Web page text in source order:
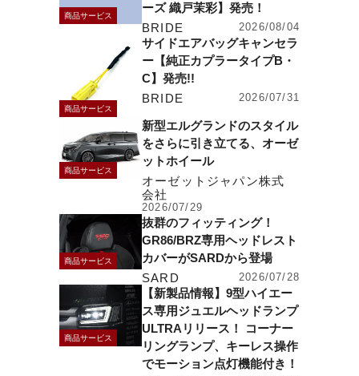
商品サービス
ーズ 織戸茉彩】発売！
BRIDE
2026/08/04
商品サービス
サイドエアバッグキャンセラ
ー【純正カプラータイプB・
C】発売!!
BRIDE
2026/07/31
商品サービス
新型エルグランドのスタイル
をさらに引き立てる、オーゼ
ットホイール
オーゼットジャパン株式
会社
2026/07/29
商品サービス
抜群のフィッティング！
GR86/BRZ専用ヘッドレスト
カバーがSARDから登場
SARD
2026/07/28
商品サービス
【新製品情報】9型ハイエー
ス専用ジュエルヘッドランプ
ULTRAリリース！ コーナー
リングランプ、キーレス操作
でモーション点灯機能付き！